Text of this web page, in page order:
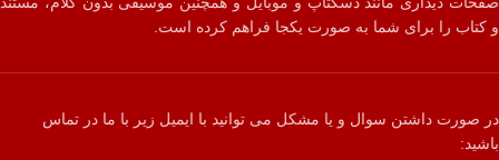
و کتاب را برای شما به صورت یکجا فراهم کرده است.
در صورت داشتن سوال و یا مشکل می توانید با ایمیل زیر با ما در تماس
باشید: